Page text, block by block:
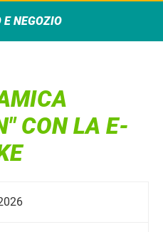
E NEGOZIO
CON LA E-